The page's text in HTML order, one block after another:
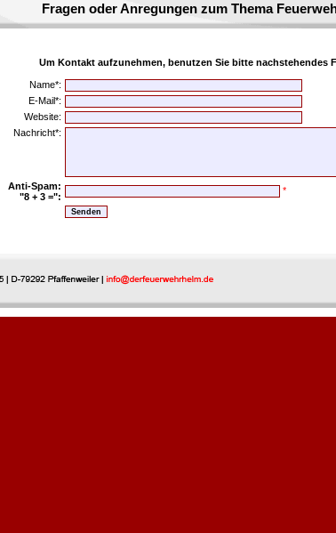
Fragen oder Anregungen zum Thema
Um Kontakt aufzunehmen, benutzen Sie bitte nachstehendes
Name*:
E-Mail*:
Website:
Nachricht*:
Anti-Spam:
"8 + 3 =":
*